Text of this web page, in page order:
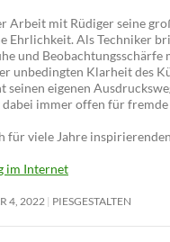
Arbeit mit Rüdiger seine
Ehrlichkeit. Als Techniker
und Beobachtungsschärfe
unbedingten Klarheit des
seinen eigenen
immer offen für fremde
für viele Jahre
im Internet
4, 2022 PIESGESTALTEN